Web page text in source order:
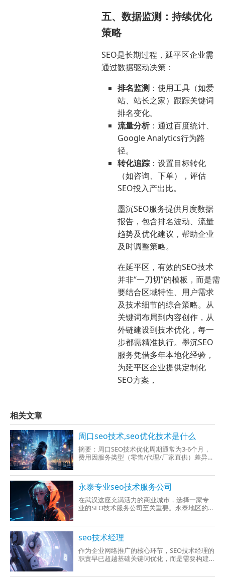
五、数据监测：持续优化
策略
SEO是长期过程，延平区企业需
通过数据驱动决策：
排名监测 ：使用工具（如爱
站、站长之家）跟踪关键词
排名变化。
流量分析：通过百度统计、
Google Analytics行为路
径。
转化追踪 ：设置目标转化
（如咨询、下单），评估
SEO投入产出比。
墨沉SEO服务提供月度数据
报告，包含排名波动、流量
趋势及优化建议，帮助企业
及时调整策略。
在延平区，有效的SEO技术
并非“一刀切”的模板，而是需
要结合区域特性、用户需求
及技术细节的综合策略。从
关键词布局到内容创作，从
外链建设到技术优化，每一
步都需精准执行。墨沉SEO
服务凭借多年本地化经验，
为延平区企业提供定制化
SEO方案，
相关文章
周口seo技术,seo优化技术是什么
摘要：周口SEO技术优化周期通常为3-6个月，
费用因服务类型（零售/代理/厂家直供）差异较
永泰专业seo技术服务公司
在武汉这座充满活力的商业城市，选择一家专
业的SEO技术服务公司至关重要。永泰地区的企
关注S
seo技术经理
作为企业网络推广的核心环节，SEO技术经理的
职责早已超越基础关键词优化，而是需要构建
优化体